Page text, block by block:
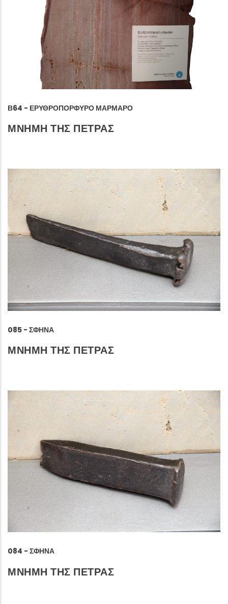
Β64 - ΕΡΥΘΡΟΠΌΡΦΥΡΟ ΜΆΡΜΑΡΟ
ΜΝΗΜΗ ΤΗΣ ΠΕΤΡΑΣ
085 - ΣΦΉΝΑ
ΜΝΗΜΗ ΤΗΣ ΠΕΤΡΑΣ
084 - ΣΦΉΝΑ
ΜΝΗΜΗ ΤΗΣ ΠΕΤΡΑΣ